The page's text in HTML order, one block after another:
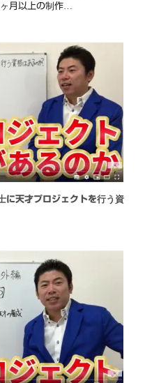
月以上の制作…
に天才プロジェクトを行う資